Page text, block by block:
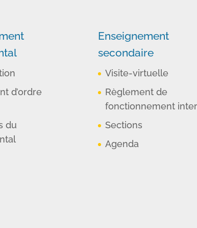
d’ordre
du
Enseignement
secondaire
Visite-virtuelle
Règlement de
fonctionnement
Sections
Agenda